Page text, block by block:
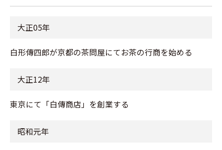
大正05年
白形傳四郎が京都の茶問屋にてお茶の行商を始める
大正12年
東京にて「白傳商店」を創業する
昭和元年